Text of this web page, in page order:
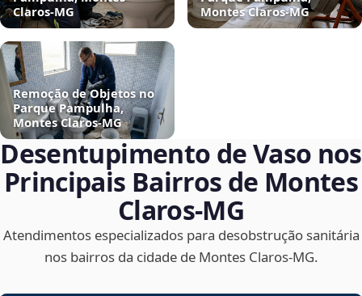
Claros‑MG
Montes Claros‑MG
Remoção de Objetos no
Parque Pampulha,
Montes Claros‑MG
Desentupimento de Vaso nos
Principais Bairros de Montes
Claros‑MG
Atendimentos especializados para desobstrução sanitária
nos bairros da cidade de Montes Claros‑MG.